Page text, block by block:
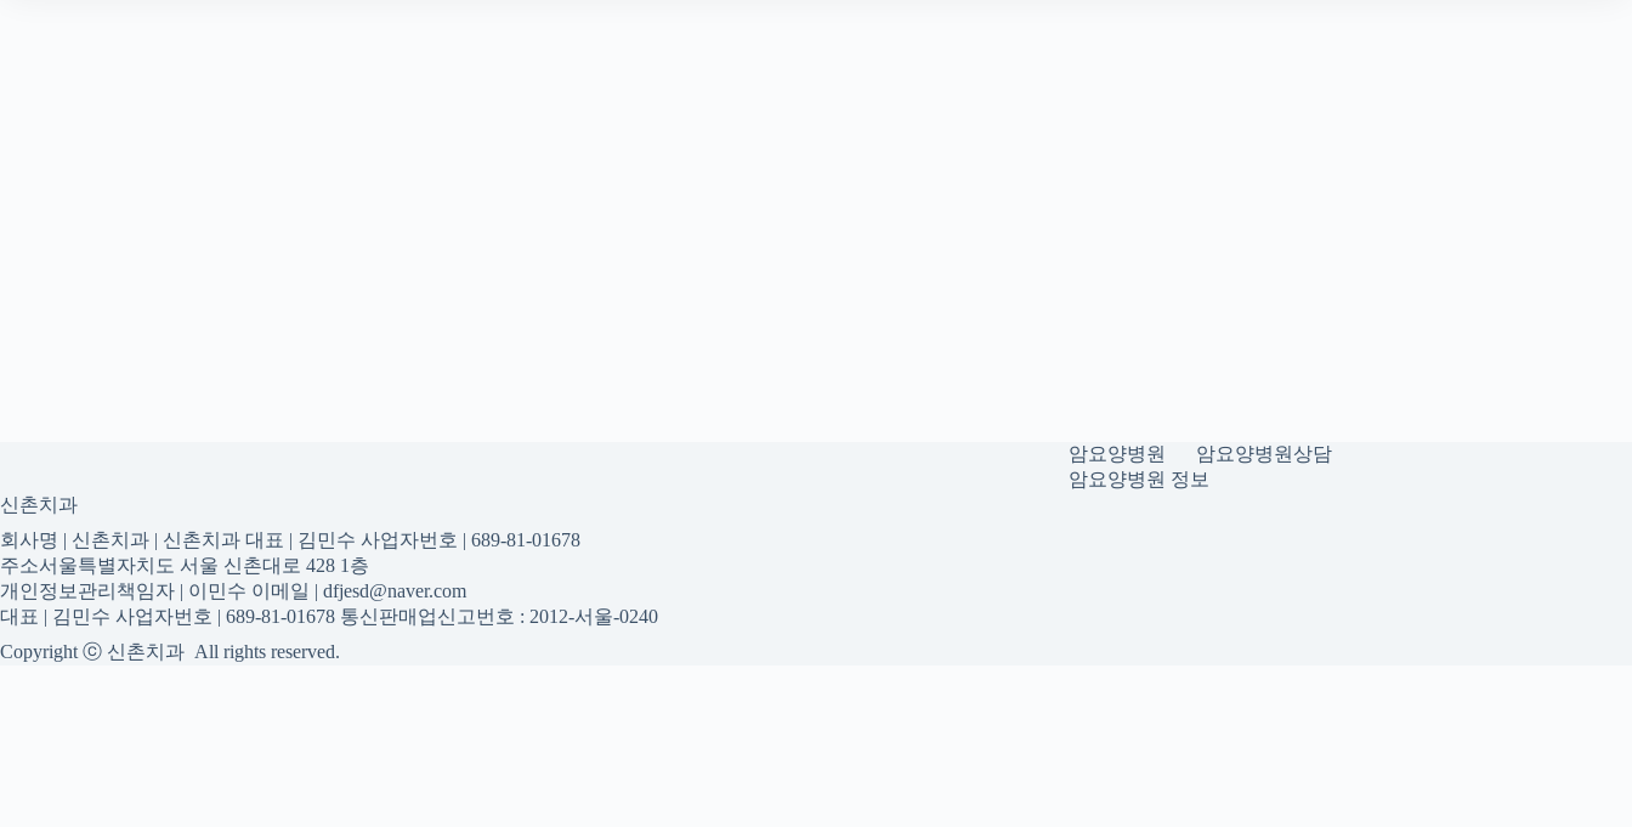
암요양병원
암요양병원상담
암요양병원 정보
신촌치과
회사명 | 신촌치과 | 신촌치과 대표 | 김민수 사업자번호 | 689-81-01678
주소서울특별자치도 서울 신촌대로 428 1층
개인정보관리책임자 | 이민수 이메일 | dfjesd@naver.com
대표 | 김민수 사업자번호 | 689-81-01678 통신판매업신고번호 : 2012-서울-0240
Copyright ⓒ 신촌치과 All rights reserved.